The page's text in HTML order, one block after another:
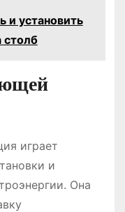
и установить
столб
играет
и
Она